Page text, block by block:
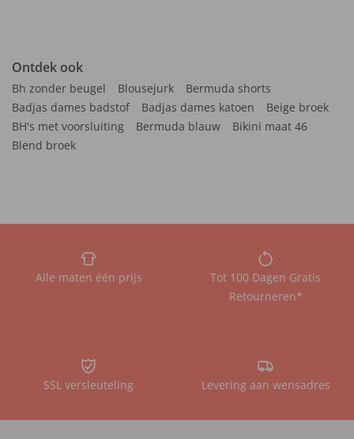
Ontdek ook
Bh zonder beugel Blousejurk
Bermuda shorts
Badjas dames badstof
Badjas dames katoen
Beige broek
BH's met voorsluiting
Bermuda blauw
Bikini maat 46
Blend broek
Alle maten één prijs
Tot 100 Dagen Gratis
Retourneren*
SSL versleuteling Levering aan wensadres